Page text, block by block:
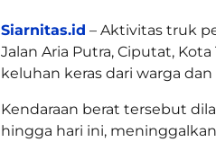
Siarnitas.id – Aktivitas truk
Jalan Aria Putra, Ciputat,
keluhan keras dari warga
Kendaraan berat tersebut
hingga hari ini,